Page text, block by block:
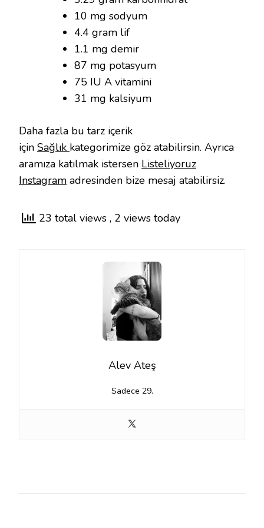
10 mg sodyum
4.4 gram lif
1.1 mg demir
87 mg potasyum
75 IU A vitamini
31 mg kalsiyum
Daha fazla bu tarz içerik
için Sağlık kategorimize göz atabilirsin. Ayrıca
aramıza katılmak istersen Listeliyoruz
Instagram adresinden bize mesaj atabilirsiz.
23 total views , 2 views today
Alev Ateş
Sadece 29.